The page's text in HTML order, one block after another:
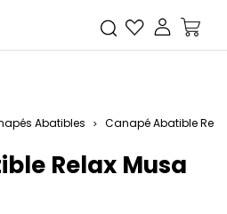
Abatibles Canapé Abatible
Relax Musa